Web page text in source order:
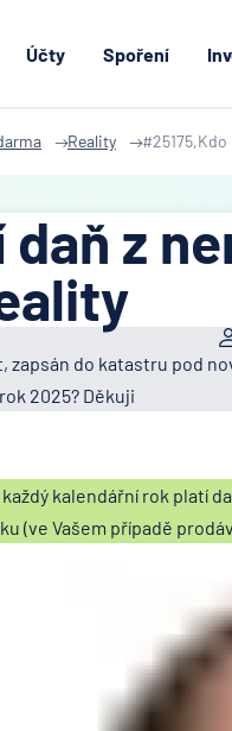
Účty Spoření
Reality
daň z
zapsán do katastru pod
2025? Děkuji
každý kalendářní rok platí
(ve Vašem případě